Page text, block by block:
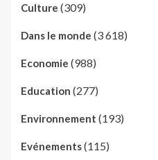
Culture (309)
Dans le monde (3 618)
Economie (988)
Education (277)
Environnement (193)
Evénements(115)